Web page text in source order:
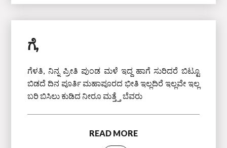
ಗೆ,
ಗೆಳತಿ, ನಿನ್ನ ಪ್ರೀತಿ ಪುಂಡ ಮಳೆ ಇದ್ದ ಹಾಗೆ ಸುರಿದರೆ ಬಿಟ್ಟೂ
ಬಿಡದೆ ದಿನ ಪೂರ್ತಿ ಮಹಾಪೂರದ ಭೀತಿ ಇಲ್ಲದಿರೆ ಇಲ್ಲವೇ ಇಲ್ಲ
ಬರಿ ಬಿಸಿಲು ಕುಡಿದ ನೀರೂ ಮತ್ತ್ತೆ ಬೆವರು
READ MORE